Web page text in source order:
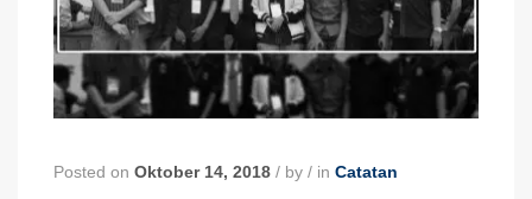
Posted on Oktober 14, 2018 / by / in Catatan